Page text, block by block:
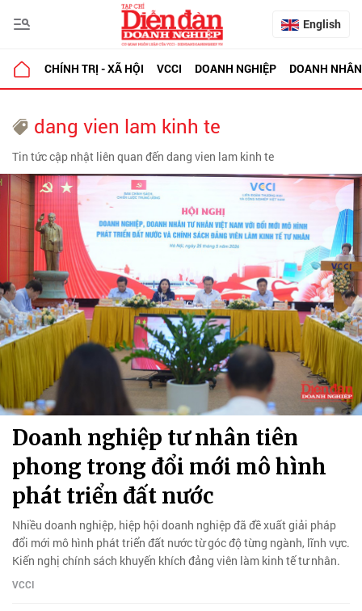
English
CHÍNH TRỊ - XÃ HỘI VCCI DOANH NGHIỆP DOANH NHÂN
dang vien lam kinh te
Tin tức cập nhật liên quan đến dang vien lam kinh te
Doanh nghiệp tư nhân tiên
phong trong đổi mới mô hình
phát triển đất nước
Nhiều doanh nghiệp, hiệp hội doanh nghiệp đã đề xuất giải pháp
đổi mới mô hình phát triển đất nước từ góc độ từng ngành, lĩnh vực.
Kiến nghị chính sách khuyến khích đảng viên làm kinh tế tư nhân.
VCCI